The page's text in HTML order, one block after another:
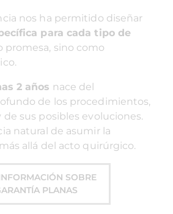
nos ha permitido diseñar
para cada tipo de
promesa, sino como
2 años nace del
de los procedimientos,
sus posibles evoluciones.
natural de asumir la
allá del acto quirúrgico.
SOBRE
PLANAS